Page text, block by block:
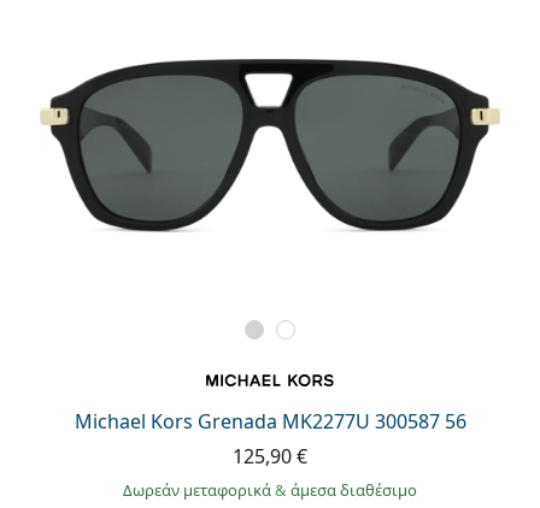
Michael Kors Grenada MK2277U 300587 56
125,90 €
Δωρεάν μεταφορικά& άμεσα διαθέσιμο